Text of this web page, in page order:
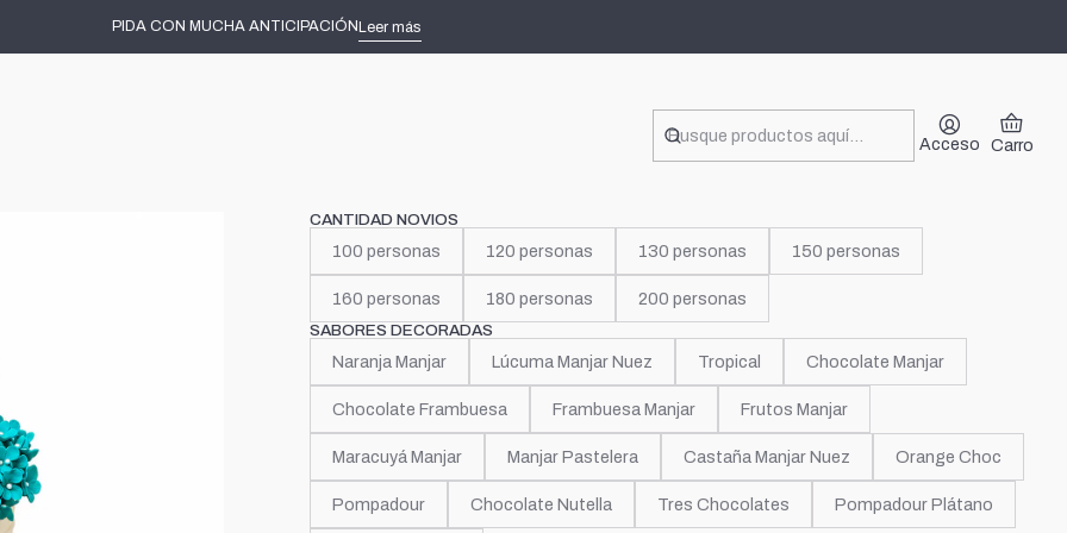
Acceso Carro
PIDA CON MUCHA ANTICIPACIÓNLeer más
Inicio Tortas de Novios de más de 3 pisos Elitsa
CANTIDAD NOVIOS
100 personas 120 personas 130 personas 150 personas
160 personas 180 personas 200 personas
SABORES DECORADAS
Naranja Manjar Lúcuma Manjar Nuez Tropical Chocolate Manjar
Chocolate Frambuesa Frambuesa Manjar Frutos Manjar
Maracuyá Manjar Manjar Pastelera Castaña Manjar Nuez Orange Choc
Pompadour Chocolate Nutella Tres Chocolates Pompadour Plátano